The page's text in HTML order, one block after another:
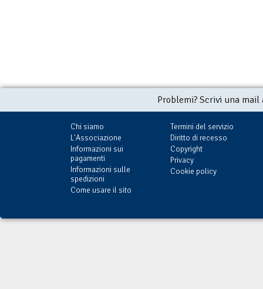
Problemi? Scrivi una
Chi siamo
L'Associazione
Informazioni sui
pagamenti
Informazioni sulle
spedizioni
Come usare il sito
Termini del servizio
Diritto di recesso
Copyright
Privacy
Cookie policy